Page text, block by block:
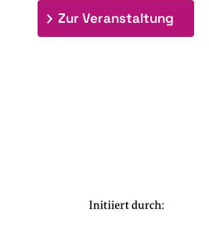
Zur Veranstaltung